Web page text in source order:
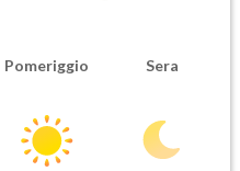
Pomeriggio Sera